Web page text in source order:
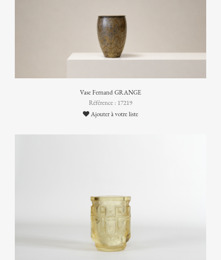
Vase Fernand GRANGE
Référence : 17219
Ajouter à votre liste